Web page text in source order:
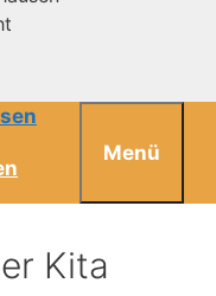
Menü
Kita